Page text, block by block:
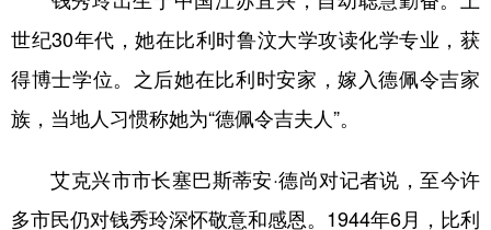
公益 一带一路 亚太网 上市公司
文化产业
北京 天津 河北 山西
世纪30年代，她在比利时鲁汶大学攻读化学专业，获
得博士学位。之后她在比利时安家，嫁入德佩令吉家
族，当地人习惯称她为“德佩令吉夫人”。
艾克兴市市长塞巴斯蒂安·德尚对记者说，至今许
多市民仍对钱秀玲深怀敬意和感恩。1944年6月，比利